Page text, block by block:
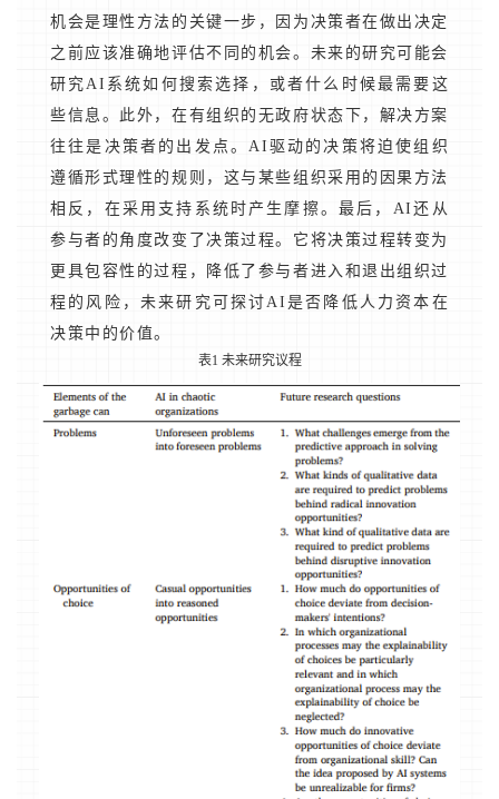
机会是理性方法的关键一步，因为决策者在做出决定
之前应该准确地评估不同的机会。未来的研究可能会
研究AI系统如何搜索选择，或者什么时候最需要这
些信息。此外，在有组织的无政府状态下，解决方案
往往是决策者的出发点。AI驱动的决策将迫使组织
遵循形式理性的规则，这与某些组织采用的因果方法
相反，在采用支持系统时产生摩擦。最后，AI还从
参与者的角度改变了决策过程。它将决策过程转变为
更具包容性的过程，降低了参与者进入和退出组织过
程的风险，未来研究可探讨AI是否降低人力资本在
决策中的价值。
表1 未来研究议程